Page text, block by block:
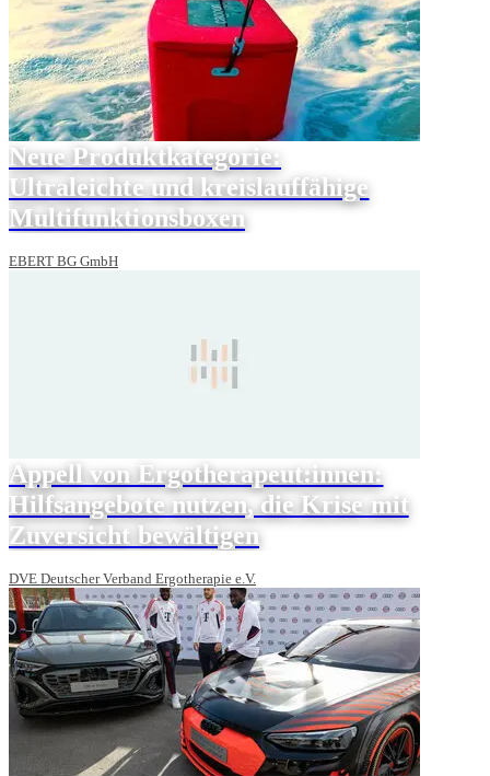
Neue Produktkategorie:
Ultraleichte und kreislauffähige
Multifunktionsboxen
EBERT BG GmbH
Appell von Ergotherapeut:innen:
Hilfsangebote nutzen, die Krise mit
Zuversicht bewältigen
DVE Deutscher Verband Ergotherapie e.V.